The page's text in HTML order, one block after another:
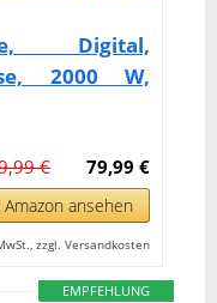
Digital,
2000 W,
79,99 €
€
ansehen
zzgl. Versandkosten
EMPFEHLUNG